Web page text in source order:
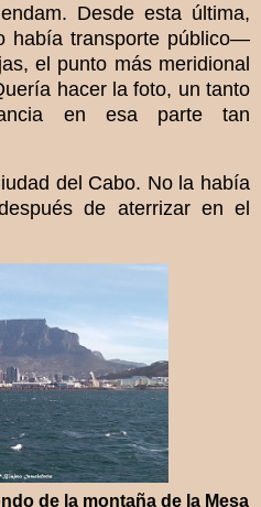
Desde esta última,
había transporte público—
el punto más meridional
hacer la foto, un tanto
en esa parte tan
del Cabo. No la había
de aterrizar en el
de la montaña de la Mesa